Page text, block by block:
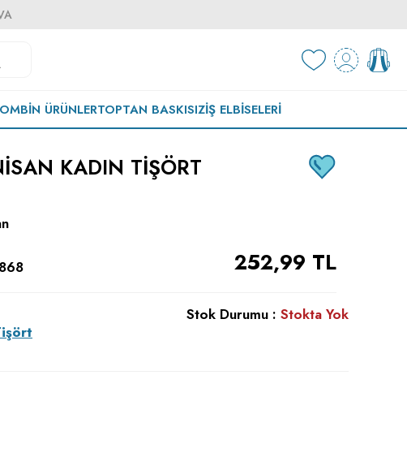
ÜRÜNLERTOPTAN BASKISIZİŞ ELBISELERI
KADIN TIŞÖRT
252,99 TL
Stok Durumu : Stokta Yok